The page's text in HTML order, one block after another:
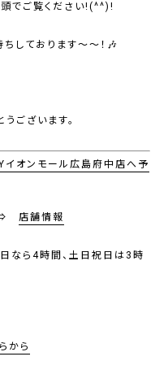
でご覧ください!(^^)!
しております～～！🎶
ございます。
イオンモール広島府中店へ予
⇒ 店舗情報
なら4時間、土日祝日は3時
から